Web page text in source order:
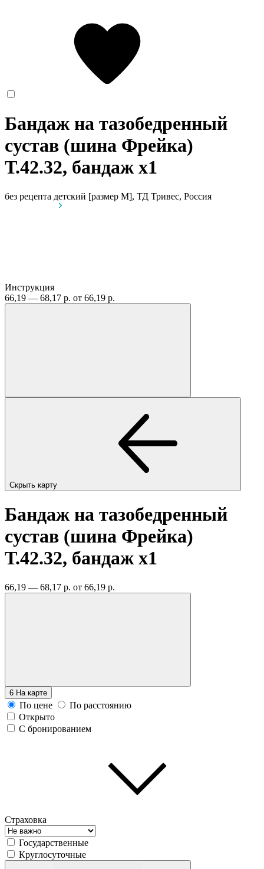
Бандаж на тазобедренный
сустав (шина Фрейка)
Т.42.32, бандажx1
без рецепта детский [размер M], ТД Тривес, Россия
Инструкция
66,19 — 68,17 р. от 66,19 р.
Скрыть карту
Бандаж на тазобедренный
сустав (шина Фрейка)
Т.42.32, бандажx1
66,19 — 68,17 р. от 66,19 р.
6 На карте
По цене
По расстоянию
Открыто
С бронированием
Страховка
Государственные
Круглосуточные